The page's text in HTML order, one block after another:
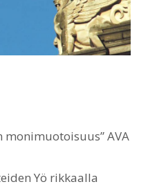
monimuotoisuus” AVA
Yö rikkaalla